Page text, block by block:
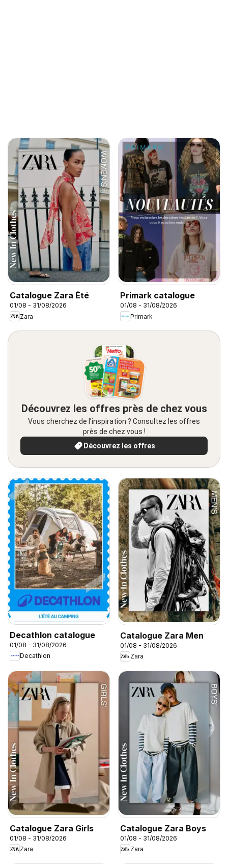
Catalogue Zara Été
01/08 - 31/08/2026
Zara
Primark catalogue
01/08 - 31/08/2026
Primark
Découvrez les offres près de chez vous
Vous cherchez de l’inspiration ? Consultez les offres
près de chez vous !
Découvrez les offres
Decathlon catalogue
01/08 - 31/08/2026
Decathlon
Catalogue Zara Men
01/08 - 31/08/2026
Zara
Catalogue Zara Girls
01/08 - 31/08/2026
Zara
Catalogue Zara Boys
01/08 - 31/08/2026
Zara